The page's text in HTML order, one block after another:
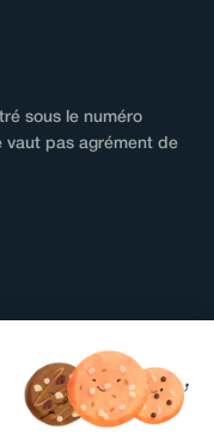
sous le numéro
vaut pas agrément de